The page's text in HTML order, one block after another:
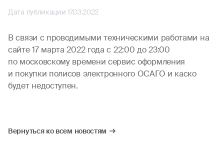
Дата публикации 17.03.2022
В связи с проводимыми техническими работами на
сайте 17 марта 2022 года с 22:00 до 23:00
по московскому времени сервис оформления
и покупки полисов электронного ОСАГО и каско
будет недоступен.
Вернуться ко всем новостям